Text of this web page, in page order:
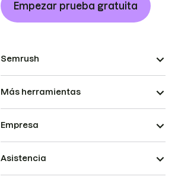
Empezar prueba gratuita
Semrush
Más herramientas
Empresa
Asistencia